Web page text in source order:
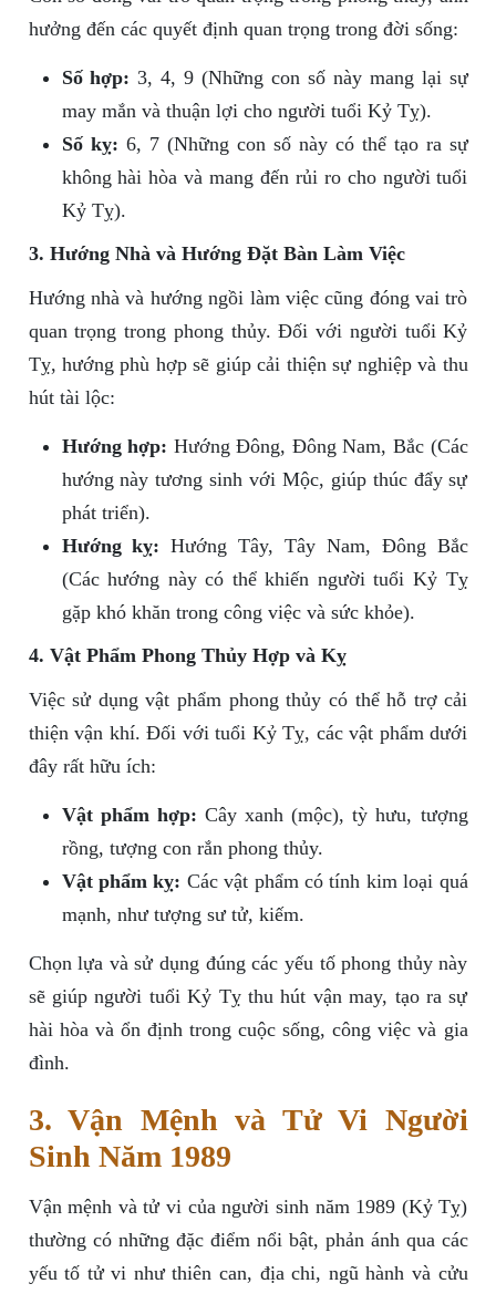
hưởng đến các quyết định quan trọng trong đời sống:
Số hợp: 3, 4, 9 (Những con số này mang lại sự
may mắn và thuận lợi cho người tuổi Kỷ Tỵ).
Số kỵ: 6, 7 (Những con số này có thể tạo ra sự
không hài hòa và mang đến rủi ro cho người tuổi
Kỷ Tỵ).
3. Hướng Nhà và Hướng Đặt Bàn Làm Việc
Hướng nhà và hướng ngồi làm việc cũng đóng vai trò
quan trọng trong phong thủy. Đối với người tuổi Kỷ
Tỵ, hướng phù hợp sẽ giúp cải thiện sự nghiệp và thu
hút tài lộc:
Hướng hợp: Hướng Đông, Đông Nam, Bắc (Các
hướng này tương sinh với Mộc, giúp thúc đẩy sự
phát triển).
Hướng kỵ: Hướng Tây, Tây Nam, Đông Bắc
(Các hướng này có thể khiến người tuổi Kỷ Tỵ
gặp khó khăn trong công việc và sức khỏe).
4. Vật Phẩm Phong Thủy Hợp và Kỵ
Việc sử dụng vật phẩm phong thủy có thể hỗ trợ cải
thiện vận khí. Đối với tuổi Kỷ Tỵ, các vật phẩm dưới
đây rất hữu ích:
Vật phẩm hợp: Cây xanh (mộc), tỳ hưu, tượng
rồng, tượng con rắn phong thủy.
Vật phẩm kỵ: Các vật phẩm có tính kim loại quá
mạnh, như tượng sư tử, kiếm.
Chọn lựa và sử dụng đúng các yếu tố phong thủy này
sẽ giúp người tuổi Kỷ Tỵ thu hút vận may, tạo ra sự
hài hòa và ổn định trong cuộc sống, công việc và gia
đình.
3. Vận Mệnh và Tử Vi Người
Sinh Năm 1989
Vận mệnh và tử vi của người sinh năm 1989 (Kỷ Tỵ)
thường có những đặc điểm nổi bật, phản ánh qua các
yếu tố tử vi như thiên can, địa chi, ngũ hành và cửu